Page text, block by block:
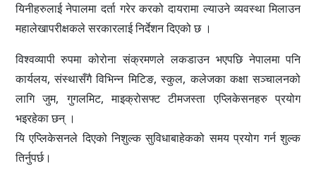
यिनीहरुलाई नेपालमा दर्ता गरेर करको दायरामा ल्याउने व्यवस्था मिलाउन
महालेखापरीक्षकले सरकारलाई निर्देशन दिएको छ ।
विश्वव्यापी रुपमा कोरोना संक्रमणले लकडाउन भएपछि नेपालमा पनि
कार्यलय, संस्थासँगै विभिन्न मिटिङ, स्कुल, कलेजका कक्षा सञ्चालनको
लागि जुम, गुगलमिट, माइक्रोसफ्ट टीमजस्ता एप्लिकेसनहरु प्रयोग
भइरहेका छन् ।
यि एप्लिकेसनले दिएको निशुल्क सुविधाबाहेकको समय प्रयोग गर्न शुल्क
तिर्नुपर्छ।